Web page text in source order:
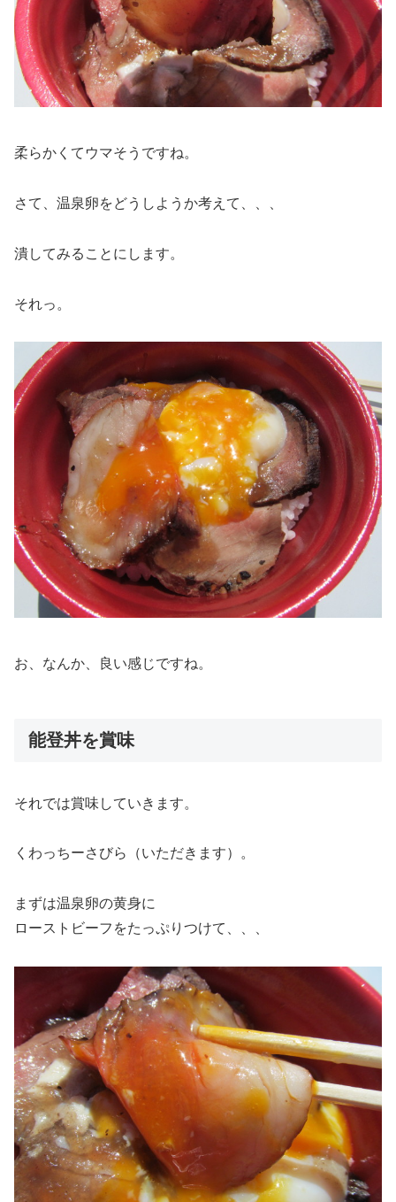
柔らかくてウマそうですね。
さて、温泉卵をどうしようか考えて、、、
潰してみることにします。
それっ。
お、なんか、良い感じですね。
能登丼を賞味
それでは賞味していきます。
くわっちーさびら（いただきます）。
まずは温泉卵の黄身に
ローストビーフをたっぷりつけて、、、